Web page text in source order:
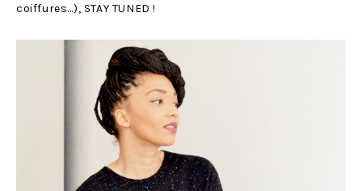
coiffures…), STAY TUNED !